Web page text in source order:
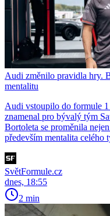
Audi změnilo pravidla hry.
mentalitu
Audi vstoupilo do formule
znamenal pro bývalý tým
Bortoleta se proměnila
především mentalita celého
SvětFormule.cz
dnes, 18:55
2 min